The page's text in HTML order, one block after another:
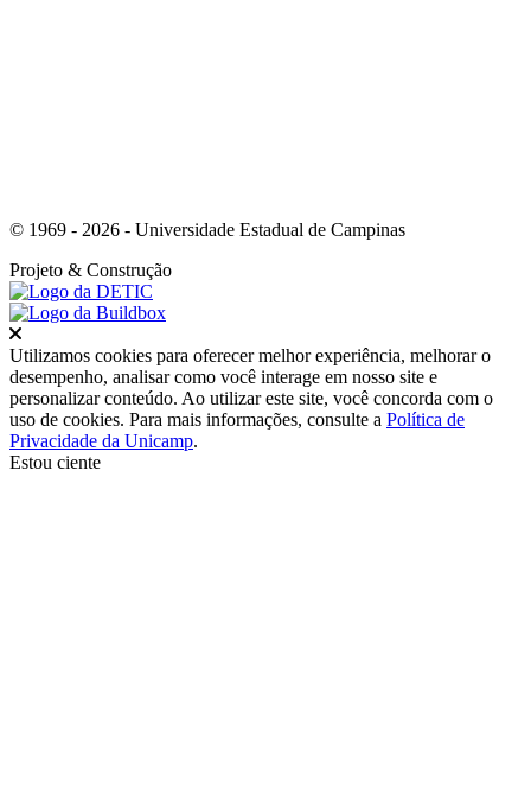
© 1969 - 2026 - Universidade Estadual de Campinas
Projeto & Construção
Fechar
Utilizamos cookies para oferecer melhor experiência, melhorar o
desempenho, analisar como você interage em nosso site e
personalizar conteúdo. Ao utilizar este site, você concorda com o
uso de cookies. Para mais informações, consulte a Política de
Privacidade da Unicamp.
Estou ciente